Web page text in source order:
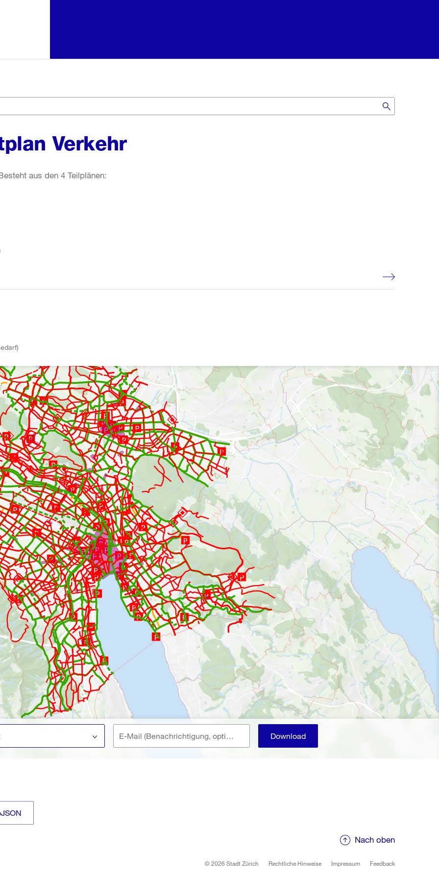
Verkehr
aus den 4 Teilplänen:
E-Mail (Benachrichtigung, optional) Download
Nach oben
© 2026 Stadt Zürich Rechtliche Hinweise Impressum Feedback